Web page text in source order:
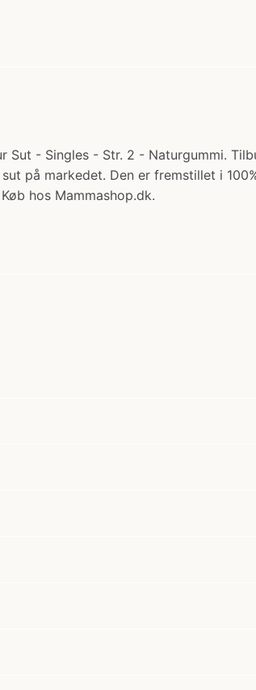
Sut - Singles - Str. 2 - Naturgummi.
på markedet. Den er fremstillet i
hos Mammashop.dk.